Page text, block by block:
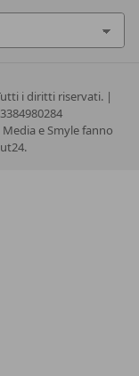
i diritti riservati. |
e Smyle fanno